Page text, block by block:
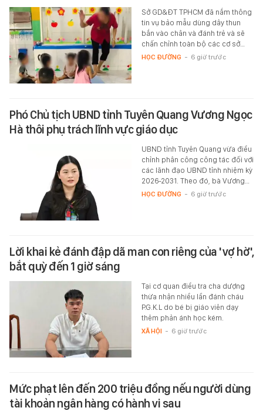
Sở GD&ĐT TPHCM đã nắm thông
tin vụ bảo mẫu dùng dây thun
bắn vào chân và đánh trẻ và sẽ
chấn chỉnh toàn bộ các cơ sở…
HỌC ĐƯỜNG - 6 giờ trước
Phó Chủ tịch UBND tỉnh Tuyên Quang Vương Ngọc
Hà thôi phụ trách lĩnh vực giáo dục
UBND tỉnh Tuyên Quang vừa điều
chỉnh phân công công tác đối với
các lãnh đạo UBND tỉnh nhiệm kỳ
2026-2031. Theo đó, bà Vương…
HỌC ĐƯỜNG - 6 giờ trước
Lời khai kẻ đánh đập dã man con riêng của 'vợ hờ',
bắt quỳ đến 1 giờ sáng
Tại cơ quan điều tra cha dượng
thừa nhận nhiều lần đánh cháu
P.G.K.L do bé bị giáo viên dạy
thêm phản ánh học kém.
XÃ HỘI - 6 giờ trước
Mức phạt lên đến 200 triệu đồng nếu người dùng
tài khoản ngân hàng có hành vi sau